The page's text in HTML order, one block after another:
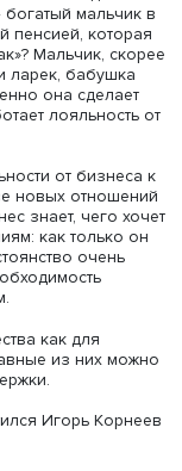
с потребителем.
градусов», когда
чтобы
сеть «Детский
в том числе в
свою продукцию
2005 года в эру
need is love”:
но и
потребителей с
таки любовь,
не в то кафе.